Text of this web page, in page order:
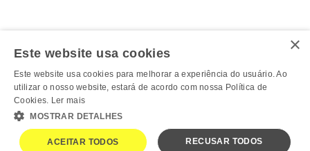
© Todos os direitos
reservados
privacidade
×
Este website usa cookies
Este website usa cookies para melhorar a experiência do usuário. Ao
utilizar o nosso website, estará de acordo com nossa Política de
Cookies. Ler mais
MOSTRAR DETALHES
ACEITAR TODOS RECUSAR TODOS